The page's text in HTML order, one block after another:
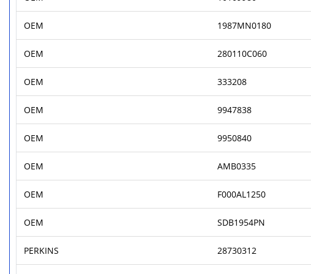
OEM 1987MN0180
OEM 280110C060
OEM 333208
OEM 9947838
OEM 9950840
OEM AMB0335
OEM F000AL1250
OEM SDB1954PN
PERKINS 28730312